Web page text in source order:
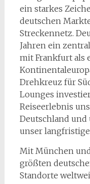
ein starkes
deutschen
Streckennetz.
Jahren ein
mit Frankfurt als
Drehkreuz für
Lounges
Reiseerlebnis
Deutschland
unser
Mit München
größten
Standorte